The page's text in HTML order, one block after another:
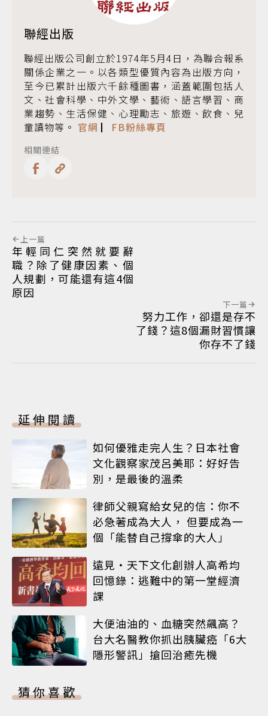
聯經出版
聯經出版公司創立於1974年5月4日，為聯合報系
關係企業之一。以各類型優質內容為出版方向，
至今已累計出版六千餘種圖書，涵蓋範圍包括人
文、社會科學、中外文學、藝術、語言學習、商
業趨勢、生活保健、心理勵志、旅遊、飲食、兒
童讀物等。 官網 ▏ FB粉絲專頁
相關連結
上一篇
年輕同仁突然就要辭
職？除了健康因素、個
人規劃，可能還有這4個
原因
下一篇
努力工作，卻還是存不
了錢？這8個漏財習慣讓
你存不了錢
延伸閱讀
如何優雅走完人生？日本社會
文化觀察家茂呂美耶：好好告
別，是最後的溫柔
律師父親寫給女兒的信：你不
必急著成為大人， 但要成為一
個「能替自己撐傘的大人」
遠見‧天下文化創辦人高希均
回憶錄：逃難中的第一堂經濟
課
大便油油的、血糖突然飆高？
台大名醫教你抓出胰臟癌「6大
隱形警訊」搶回治癒先機
猜你喜歡